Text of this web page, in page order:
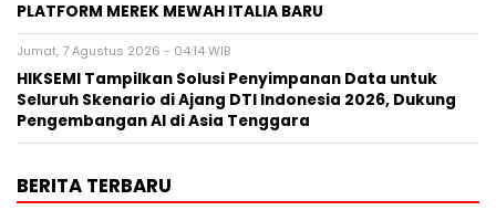
PLATFORM MEREK MEWAH ITALIA BARU
Jumat, 7 Agustus 2026 - 04:14 WIB
HIKSEMI Tampilkan Solusi Penyimpanan Data untuk
Seluruh Skenario di Ajang DTI Indonesia 2026, Dukung
Pengembangan AI di Asia Tenggara
BERITA TERBARU